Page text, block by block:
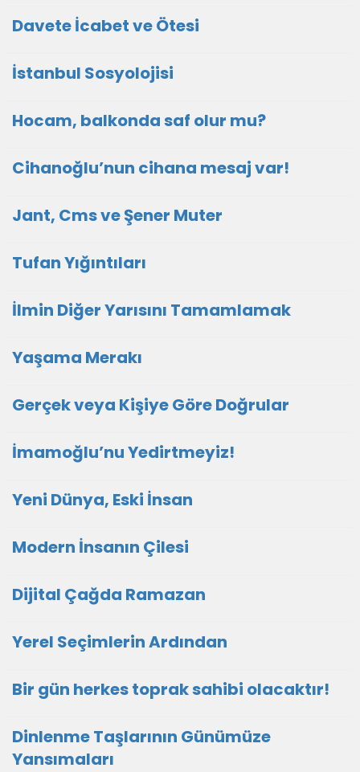
Davete İcabet ve Ötesi
İstanbul Sosyolojisi
Hocam, balkonda saf olur mu?
Cihanoğlu’nun cihana mesaj var!
Jant, Cms ve Şener Muter
Tufan Yığıntıları
İlmin Diğer Yarısını Tamamlamak
Yaşama Merakı
Gerçek veya Kişiye Göre Doğrular
İmamoğlu’nu Yedirtmeyiz!
Yeni Dünya, Eski İnsan
Modern İnsanın Çilesi
Dijital Çağda Ramazan
Yerel Seçimlerin Ardından
Bir gün herkes toprak sahibi olacaktır!
Dinlenme Taşlarının Günümüze
Yansımaları